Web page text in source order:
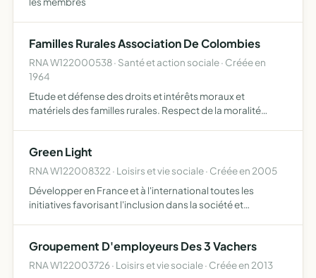
Familles Rurales Association De Colombies
RNA W122000538 · Santé et action sociale · Créée en
1964
Etude et défense des droits et intérêts moraux et
matériels des familles rurales. Respect de la moralité
appr…
Green Light
RNA W122008322 · Loisirs et vie sociale · Créée en 2005
Développer en France et à l'international toutes les
initiatives favorisant l'inclusion dans la société et
profess…
Groupement D'employeurs Des 3 Vachers
RNA W122003726 · Loisirs et vie sociale · Créée en 2013